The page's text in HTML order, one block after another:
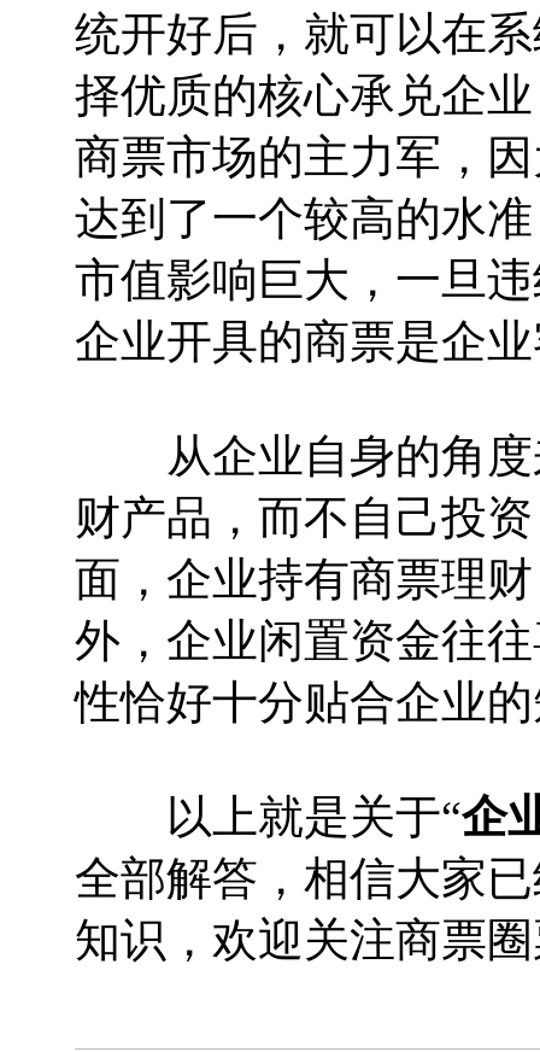
统开好后，就可以在
择优质的核心承兑企
商票市场的主力军，
达到了一个较高的水
市值影响巨大，一旦
企业开具的商票是企
从企业自身的角度
财产品，而不自己投
面，企业持有商票理
外，企业闲置资金往
性恰好十分贴合企业
以上就是关于“企
全部解答，相信大家
知识，欢迎关注商票